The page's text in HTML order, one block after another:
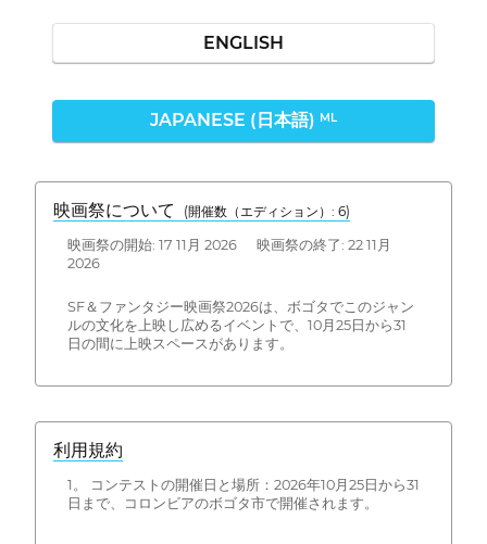
ENGLISH
JAPANESE (日本語) ML
映画祭について (開催数（エディション）: 6)
映画祭の開始: 17 11月 2026 映画祭の終了: 22 11月
2026
SF＆ファンタジー映画祭2026は、ボゴタでこのジャン
ルの文化を上映し広めるイベントで、10月25日から31
日の間に上映スペースがあります。
利用規約
1。 コンテストの開催日と場所：2026年10月25日から31
日まで、コロンビアのボゴタ市で開催されます。